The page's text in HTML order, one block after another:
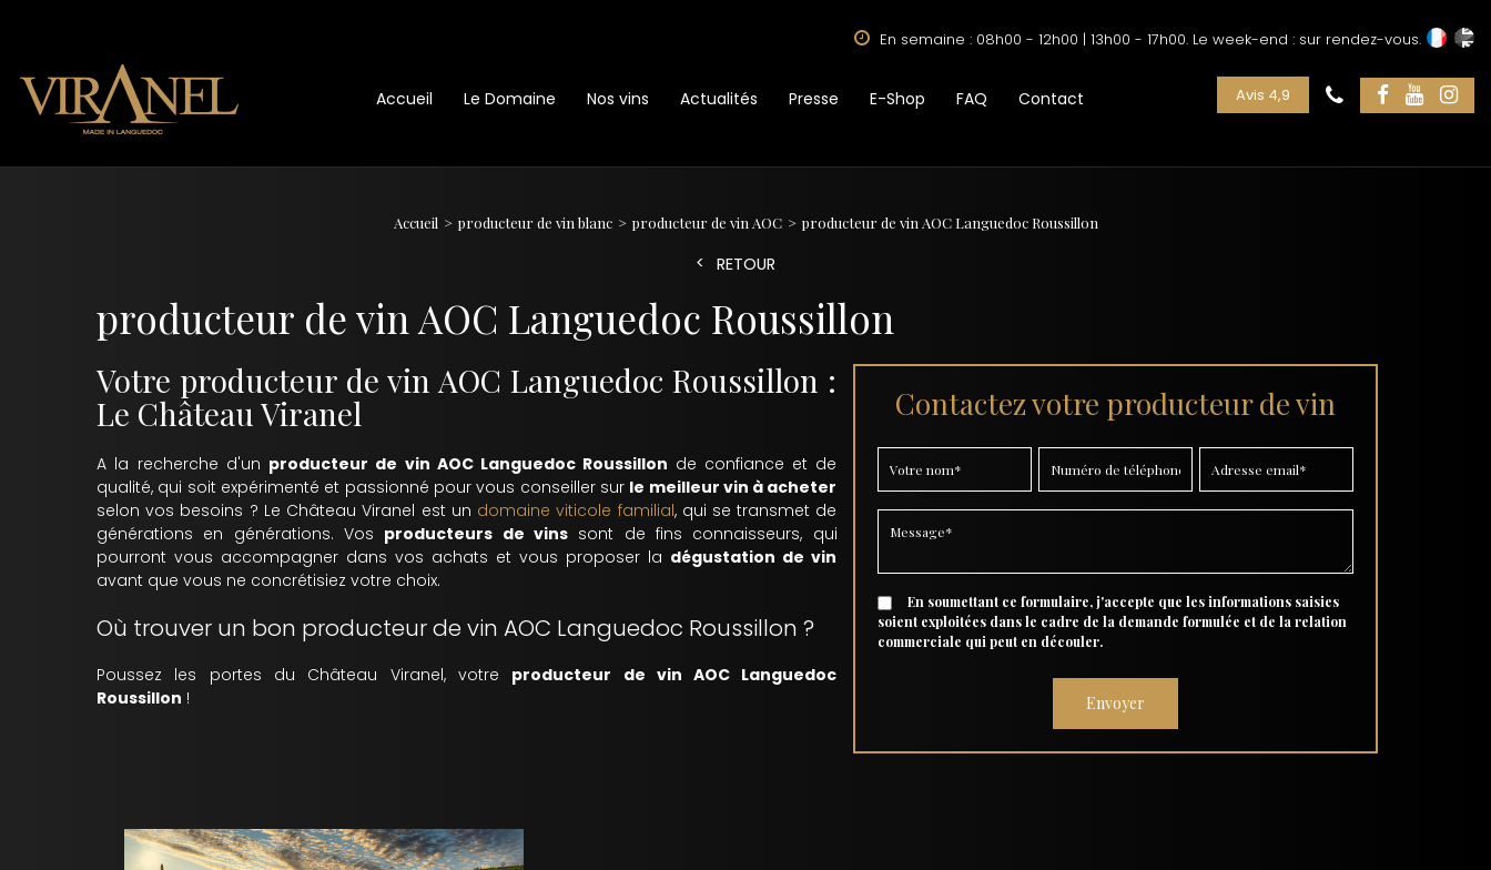
En semaine : 08h00 - 12h00 | 13h00 - 17h00. Le week-end : sur rendez-vous.
Accueil Le Domaine Nos vins Actualités Presse E-Shop FAQ Contact Avis 4,9
Accueil producteur de vin blanc producteur de vin AOC producteur de vin AOC Languedoc Roussillon
RETOUR
producteur de vin AOC Languedoc Roussillon
Votre producteur de vin AOC Languedoc Roussillon :
Le Château Viranel
A la recherche d'un producteur de vin AOC Languedoc Roussillon de confiance et de
qualité, qui soit expérimenté et passionné pour vous conseiller sur le meilleur vin à acheter
selon vos besoins ? Le Château Viranel est un domaine viticole familial, qui se transmet de
générations en générations. Vos producteurs de vinssont de fins connaisseurs, qui
pourront vous accompagner dans vos achats et vous proposer la dégustation de vin
avant que vous ne concrétisiez votre choix.
Où trouver un bon producteur de vin AOC Languedoc Roussillon ?
Poussez les portes du Château Viranel, votre producteur de vin AOC Languedoc
Roussillon !
Contactez votre producteur de vin
En soumettant ce formulaire, j'accepte que les informations saisies
soient exploitées dans le cadre de la demande formulée et de la relation
commerciale qui peut en découler.